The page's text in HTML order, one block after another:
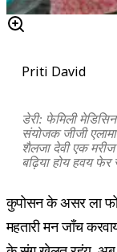
Priti David
डेरी: फेमिली
संयोजक जीजी
शैलजा देवी एक
बढ़िया होय हवय फेर
कुपोसन के असर ला
महतारी मन जाँच